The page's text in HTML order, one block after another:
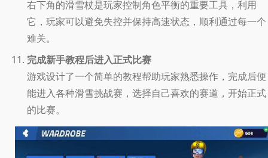
右下角的滑雪杖是玩家控制角色平衡的重要工具，利用
它，玩家可以避免失控并保持高速状态，顺利通过每一个
难关。
完成新手教程后进入正式比赛
游戏设计了一个简单的教程帮助玩家熟悉操作，完成后便
能进入各种滑雪挑战赛，选择自己喜欢的赛道，开始正式
的比赛。